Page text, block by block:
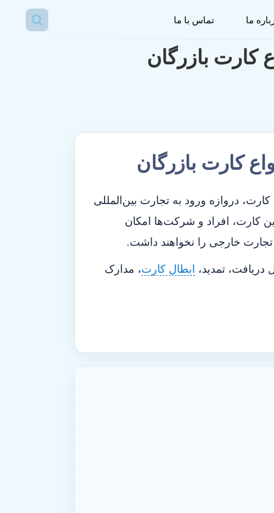
ما تماس با ما
کارت بازرگان
کارت بازرگان
دروازه ورود به تجارت بین‌المللی
کارت، افراد و شرکت‌ها امکان
خارجی را نخواهند داشت.
تمدید، ابطال کارت، مدارک